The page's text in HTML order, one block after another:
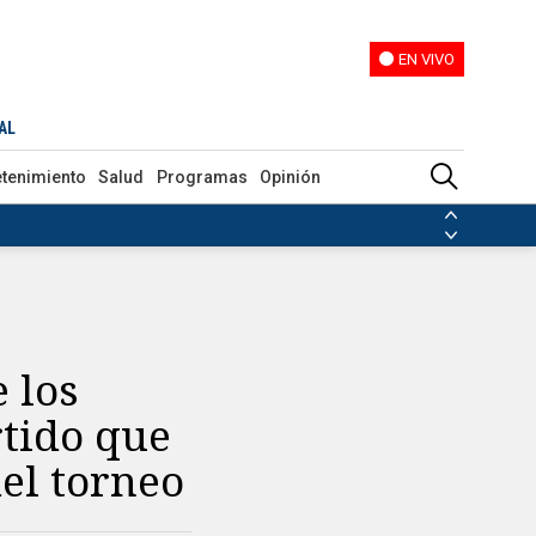
EN VIVO
Salud Programas Opinión
del torneo
los
que
torneo